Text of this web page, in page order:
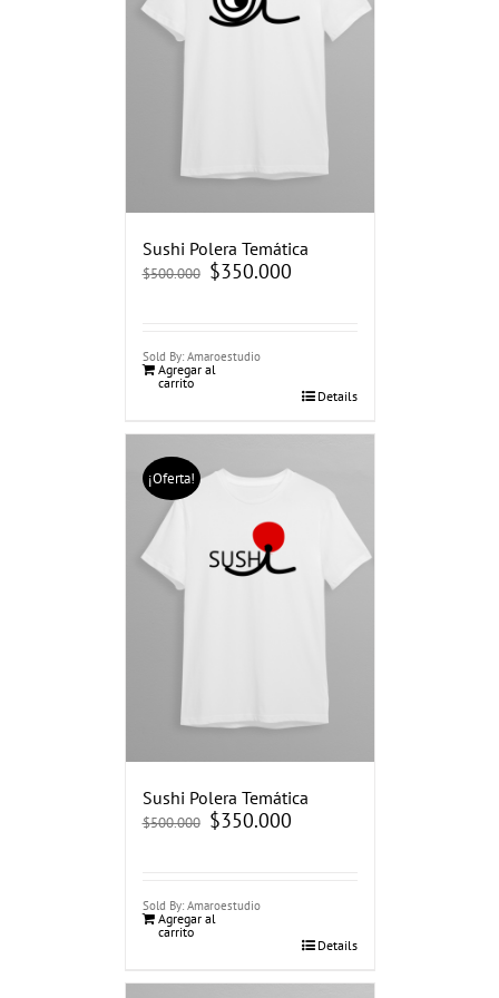
Sushi Polera Temática
$500.000 El
precio
$350.000El
precio
Sold By: Amaroestudio
Agregar al
carrito
Details
¡Oferta!
Sushi Polera Temática
$500.000 El
precio
$350.000El
precio
Sold By: Amaroestudio
Agregar al
carrito
Details